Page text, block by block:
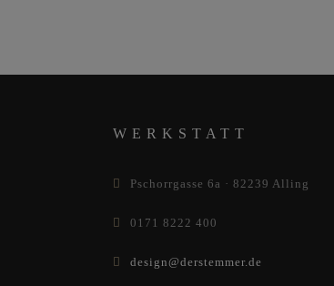
WERKSTATT
Pschorrgasse 6a · 82239 Alling
0171 8222 400
design@derstemmer.de